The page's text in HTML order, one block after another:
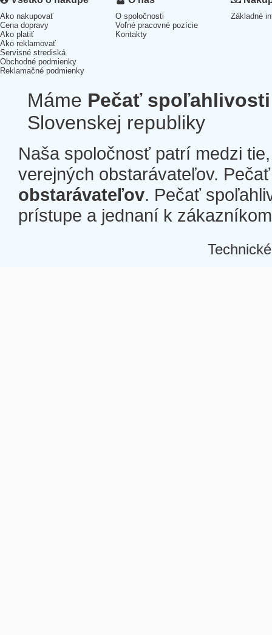
Ako nakupovať
Cena dopravy
Ako platiť
Ako reklamovať
Servisné strediská
Obchodné podmienky
Reklamačné podmienky
O spoločnosti
Voľné pracovné pozície
Kontakty
Základné
Máme Pečať spoľahlivosti
Slovenskej republiky
Naša spoločnosť patrí medzi
verejných obstarávateľov.
obstarávateľov. Pečať
prístupe a jednaní k